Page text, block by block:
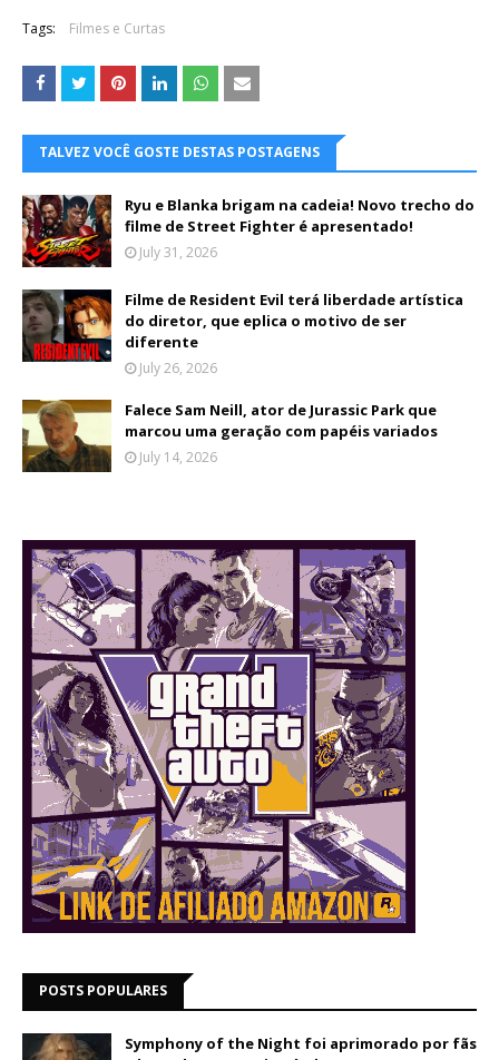
Tags: Filmes e Curtas
TALVEZ VOCÊ GOSTE DESTAS POSTAGENS
Ryu e Blanka brigam na cadeia! Novo trecho do
filme de Street Fighter é apresentado!
July 31, 2026
Filme de Resident Evil terá liberdade artística
do diretor, que eplica o motivo de ser
diferente
July 26, 2026
Falece Sam Neill, ator de Jurassic Park que
marcou uma geração com papéis variados
July 14, 2026
POSTS POPULARES
Symphony of the Night foi aprimorado por fãs